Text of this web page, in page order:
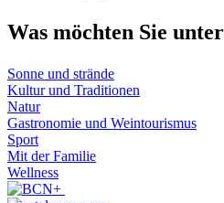
Was möchten Sie
Sonne und strände
Kultur und Traditionen
Natur
Gastronomie und Weintourismus
Sport
Mit der Familie
Wellness